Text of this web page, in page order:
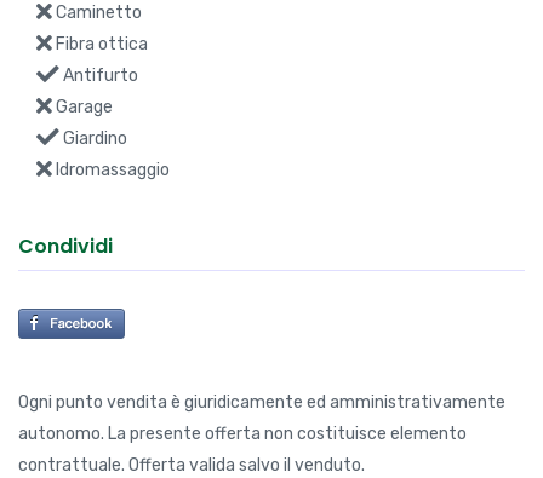
Caminetto
Fibra ottica
Antifurto
Garage
Giardino
Idromassaggio
Condividi
Ogni punto vendita è giuridicamente ed amministrativamente
autonomo. La presente offerta non costituisce elemento
contrattuale. Offerta valida salvo il venduto.